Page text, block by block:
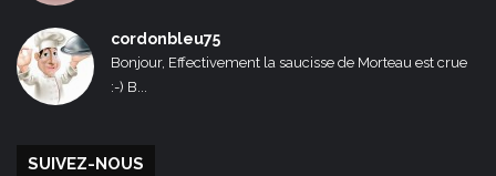
cordonbleu75
Bonjour, Effectivement la saucisse de Morteau est crue
:-) B...
SUIVEZ-NOUS